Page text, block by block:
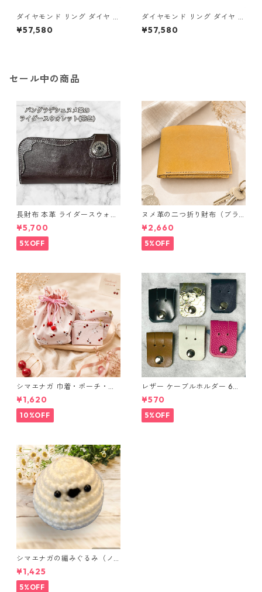
ダイヤモンド リング ダイヤ ア
イスブルーダイヤ 合計0.06ct
10.5号 プラチナ Pt950 ハート
¥57,580
ダイヤモンド リング ダイヤ ア
イスブルーダイヤ 合計0.06ct
11号 プラチナ Pt950 ハートモ
¥57,580
セール中の商品
長財布 本革 ライダースウォレ
ット 国産 ヌメ革 ブラウン バ
ングラデシュ l175 レザー 革財
布 ハンドメイド 経年変化
¥5,700
5%OFF
ヌメ革の二つ折り財布（ブラ
ウン系）
¥2,660
5%OFF
シマエナガ 巾着・ポーチ・ミ
ニポーチ(カード収納にも) ３
点セット さくらんぼ柄×淡いピ
ンク
¥1,620
10%OFF
レザー ケーブルホルダー 6個
セット
¥570
5%OFF
シマエナガの編みぐるみ（ノ
ーマル）
¥1,425
5%OFF